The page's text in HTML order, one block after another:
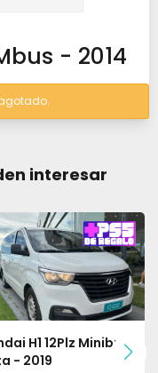
- 2014
interesar
H1 12Plz Minibus
- 2019